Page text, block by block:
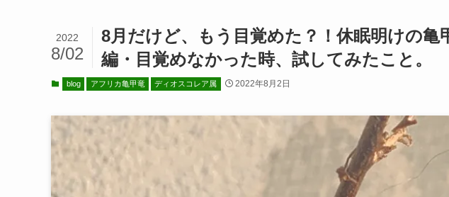
8月だけど、もう目覚めた？！休眠明けの亀
編・目覚めなかった時、試してみたこと。
2022
8/02
blog アフリカ亀甲竜 ディオスコレア属 2022年8月2日